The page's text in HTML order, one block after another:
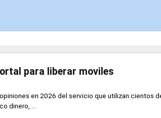
para liberar moviles
en 2026 del servicio que utilizan cientos
dinero, ...